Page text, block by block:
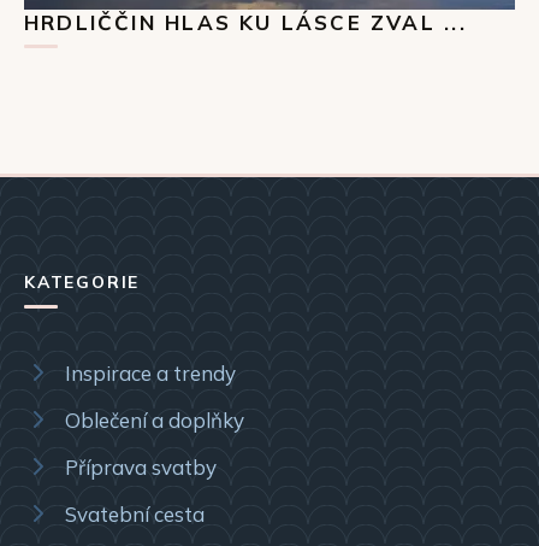
HRDLIČČIN HLAS KU LÁSCE ZVAL ...
KATEGORIE
Inspirace a trendy
Oblečení a doplňky
Příprava svatby
Svatební cesta